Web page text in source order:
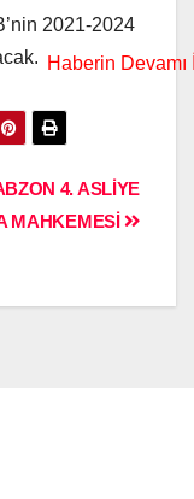
2021-2024
4. ASLİYE
MAHKEMESİ